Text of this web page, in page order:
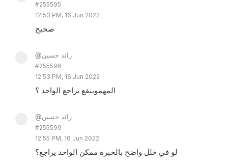
#255595
12:53 PM, 16 Jun 2022
صحيح
@رائد حسين
#255596
12:53 PM, 16 Jun 2022
المهموبنفع يراجع الواحد ؟
@رائد حسين
#255599
12:55 PM, 16 Jun 2022
لو في خلل واضح بالخبرة ممكن الواحد يراجع؟